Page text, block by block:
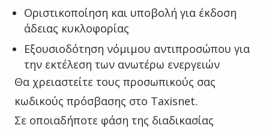
Οριστικοποίηση και υποβολή για έκδοση
άδειας κυκλοφορίας
Εξουσιοδότηση νόμιμου αντιπροσώπου για
την εκτέλεση των ανωτέρω ενεργειών
Θα χρειαστείτε τους προσωπικούς σας
κωδικούς πρόσβασης στο Taxisnet.
Σε οποιαδήποτε φάση της διαδικασίας